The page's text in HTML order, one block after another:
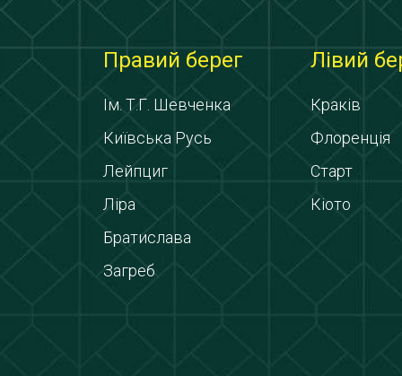
Правий берег
Ім. Т.Г. Шевченка
Київська Русь
Лейпциг
Ліра
Братислава
Загреб
Лівий
Краків
Флоренція
Старт
Кіото